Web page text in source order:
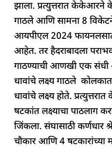
झाला. प्रत्युत्तरात
गाठले आणि सामना 8
आयपीएल 2024
आहेत. तर हैदराबादला
गाठण्याची आणखी एक
धावांचे लक्ष्य गाठले
धावांचे लक्ष्य होते.
षटकांत लक्ष्याचा पाठलाग
जिंकला. संघासाठी कर्णधार
चौकार आणि 4 षटकारांच्या